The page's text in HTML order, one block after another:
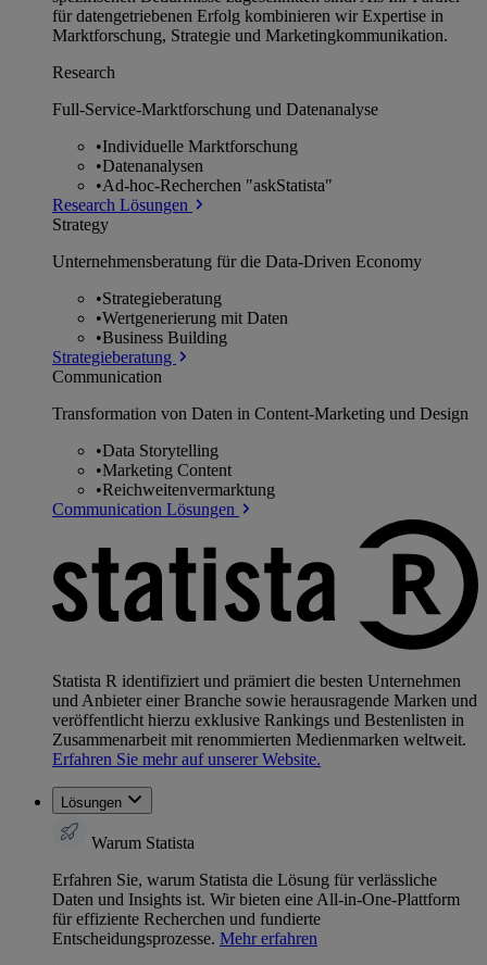
für datengetriebenen Erfolg kombinieren wir Expertise in
Marktforschung, Strategie und Marketingkommunikation.
Research
Full-Service-Marktforschung und Datenanalyse
•Individuelle Marktforschung
•Datenanalysen
•Ad-hoc-Recherchen "askStatista"
Research Lösungen
Strategy
Unternehmens­beratung für die Data-Driven Economy
•Strategieberatung
•Wertgenerierung mit Daten
•Business Building
Strategieberatung
Communication
Transformation von Daten in Content-Marketing und Design
•Data Storytelling
•Marketing Content
•Reichweitenvermarktung
Communication Lösungen
Statista R identifiziert und prämiert die besten Unternehmen
und Anbieter einer Branche sowie herausragende Marken und
veröffentlicht hierzu exklusive Rankings und Bestenlisten in
Zusammenarbeit mit renommierten Medienmarken weltweit.
Erfahren Sie mehr auf unserer Website.
Lösungen
Warum Statista
Erfahren Sie, warum Statista die Lösung für verlässliche
Daten und Insights ist. Wir bieten eine All-in-One-Plattform
für effiziente Recherchen und fundierte
Entscheidungsprozesse. Mehr erfahren